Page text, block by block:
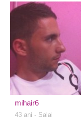
mihair6
43 ani - Salaj